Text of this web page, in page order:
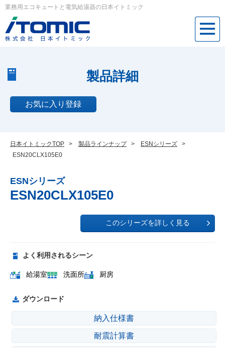
業務用エコキュートと電気給湯器の日本イトミック
製品詳細
お気に入り登録
日本イトミックTOP > 製品ラインナップ > ESNシリーズ
>
ESN20CLX105E0
ESNシリーズ
ESN20CLX105E0
このシリーズを詳しく見る
よく利用されるシーン
給湯室 洗面所 厨房
ダウンロード
納入仕様書
耐震計算書